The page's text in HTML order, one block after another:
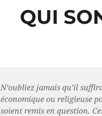
QUI
N’oubliez jamais qu’il
économique ou religieuse
soient remis en question.